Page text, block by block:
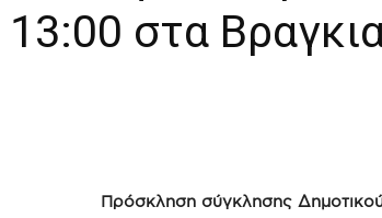
στα
Πρόσκληση σύγκλησης